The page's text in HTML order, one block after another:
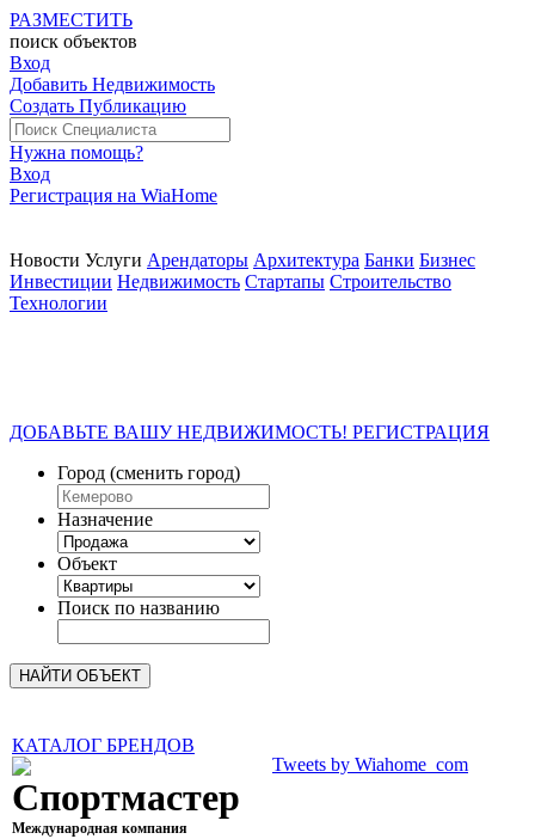
РАЗМЕСТИТЬ
поиск объектов
Вход
Добавить Недвижимость
Создать Публикацию
Нужна помощь?
Вход
Регистрация на WiaHome
Новости Услуги Арендаторы Архитектура Банки Бизнес
Инвестиции Недвижимость Стартапы Строительство
Технологии
ДОБАВЬТЕ ВАШУ НЕДВИЖИМОСТЬ! РЕГИСТРАЦИЯ
Город (сменить город)
Назначение
Объект
Поиск по названию
Tweets by Wiahome_com
КАТАЛОГ БРЕНДОВ
Спортмастер
Международная компания